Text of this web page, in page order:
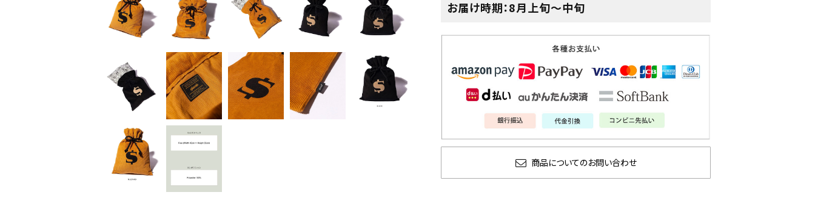
お届け時期：8月上旬〜中旬
商品についてのお問い合わせ